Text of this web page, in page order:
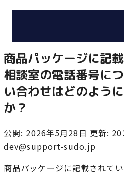
商品パッケージに記
相談室の電話番号に
い合わせはどのよう
か？
公開: 2026年5月28日 更新:
dev@support-sudo.jp
商品パッケージに記載されて